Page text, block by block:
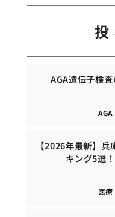
AGA遺伝子検
AGA
【2026年最新】
キング5選
医療